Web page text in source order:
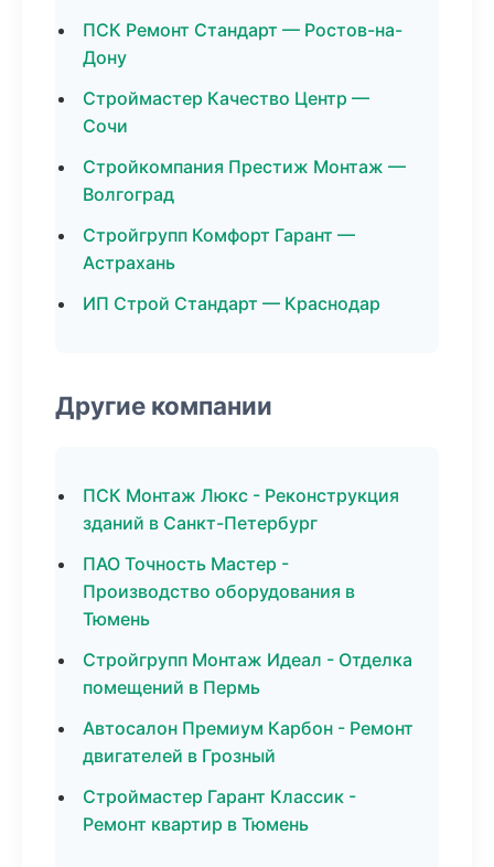
ПСК Ремонт Стандарт — Ростов-на-
Дону
Строймастер Качество Центр —
Сочи
Стройкомпания Престиж Монтаж —
Волгоград
Стройгрупп Комфорт Гарант —
Астрахань
ИП Строй Стандарт — Краснодар
Другие компании
ПСК Монтаж Люкс - Реконструкция
зданий в Санкт-Петербург
ПАО Точность Мастер -
Производство оборудования в
Тюмень
Стройгрупп Монтаж Идеал - Отделка
помещений в Пермь
Автосалон Премиум Карбон - Ремонт
двигателей в Грозный
Строймастер Гарант Классик -
Ремонт квартир в Тюмень